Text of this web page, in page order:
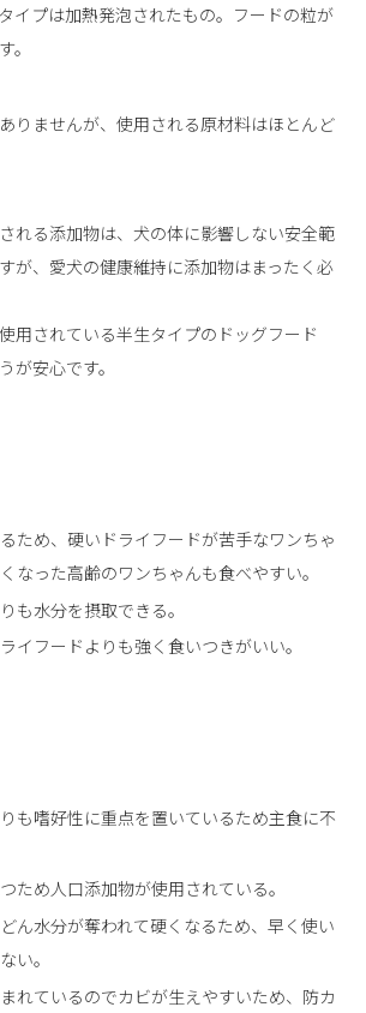
イプは加熱発泡されたもの。フードの粒が
。
りませんが、使用される原材料はほとんど
れる添加物は、犬の体に影響しない安全範
が、愛犬の健康維持に添加物はまったく必
用されている半生タイプのドッグフード
が安心です。
ため、硬いドライフードが苦手なワンちゃ
なった高齢のワンちゃんも食べやすい。
も水分を摂取できる。
イフードよりも強く食いつきがいい。
も嗜好性に重点を置いているため主食に不
ため人口添加物が使用されている。
ん水分が奪われて硬くなるため、早く使い
い。
れているのでカビが生えやすいため、防カ